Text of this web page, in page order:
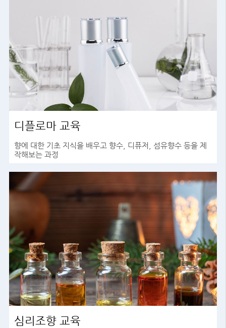
디플로마 교육
향에 대한 기초 지식을 배우고 향수, 디퓨저, 섬유향수 등을 제
작해보는 과정
바로가기
심리조향 교육